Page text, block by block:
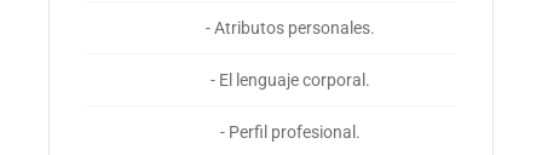
- Atributos personales.
- El lenguaje corporal.
- Perfil profesional.